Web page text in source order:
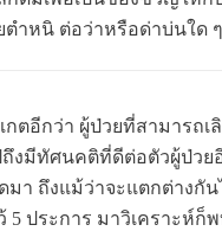
ำหนิ ต่อว่าหรือด่าบ่นใด
ตอีกว่า ผู้ป่วยที่สามารถ
งมีทัศนคติที่ดีต่อตัวผู้ป่ว
า ถึงแม้ว่าจะแตกต่างกั
5 ประการ มาวิเคราะ